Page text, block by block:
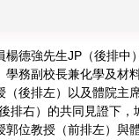
楊德強先生JP（後排中
學務副校長兼化學及材
（後排左）以及體院主
排右）的共同見證下，
郭位教授（前排左）與